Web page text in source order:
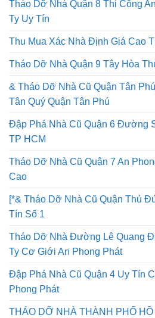
Tháo Dỡ Nhà Quận 8 Thi Công
Ty Uy Tín
Thu Mua Xác Nhà Định Giá Cao
Tháo Dỡ Nhà Quận 9 Tây Hòa
& Tháo Dỡ Nhà Cũ Quận Tân
Tân Quý Quận Tân Phú
Đập Phá Nhà Cũ Quận 6 Đường
TP HCM
Tháo Dỡ Nhà Cũ Quận 7 An
Cao
[*& Tháo Dỡ Nhà Cũ Quận Thủ
Tín Số 1
Tháo Dỡ Nhà Đường Lê Quang
Ty Cơ Giới An Phong Phát
Đập Phá Nhà Cũ Quận 4 Uy Tín
Phong Phát
THÁO DỠ NHÀ THÀNH PHỐ